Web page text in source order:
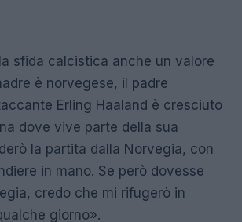
sfida calcistica anche un valore
è norvegese, il padre
Erling Haaland è cresciuto
dove vive parte della sua
la partita dalla Norvegia, con
in mano. Se però dovesse
credo che mi rifugerò in
giorno».